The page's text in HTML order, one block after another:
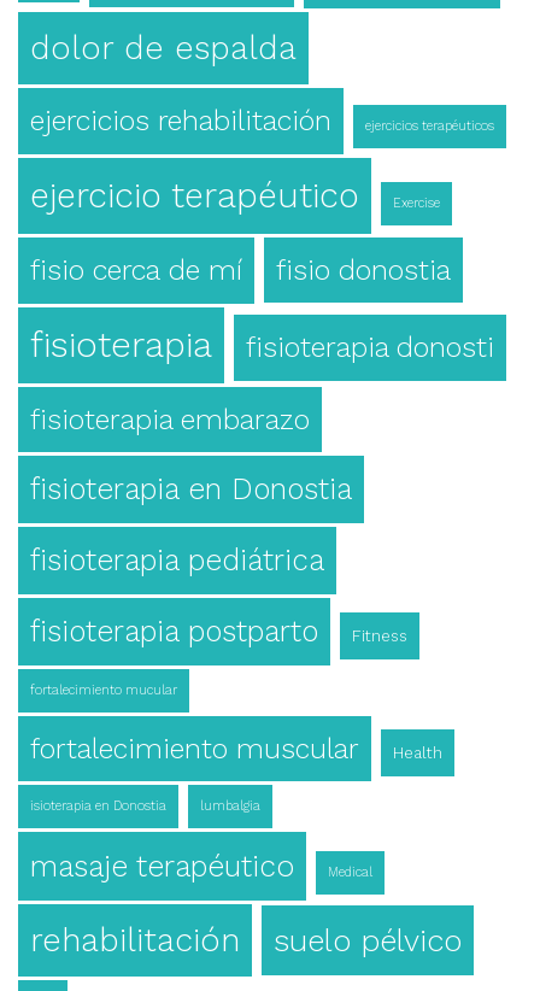
dolor de espalda
ejercicios rehabilitación ejercicios terapéuticos
ejercicio terapéutico Exercise
fisio cerca de mí fisio donostia
fisioterapia fisioterapia donosti
fisioterapia embarazo
fisioterapia en Donostia
fisioterapia pediátrica
fisioterapia postparto Fitness
fortalecimiento mucular
fortalecimiento muscular Health
isioterapia en Donostia lumbalgia
masaje terapéutico Medical
rehabilitación suelo pélvico